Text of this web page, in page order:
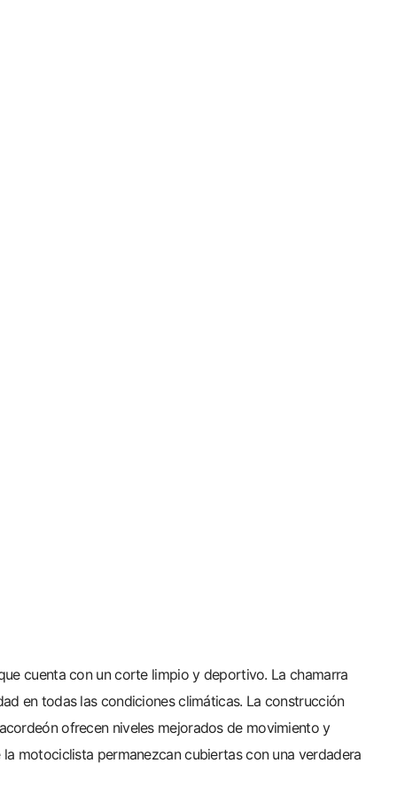
cuenta con un corte limpio y deportivo. La chamarra
en todas las condiciones climáticas. La construcción
ofrecen niveles mejorados de movimiento y
motociclista permanezcan cubiertas con una verdadera